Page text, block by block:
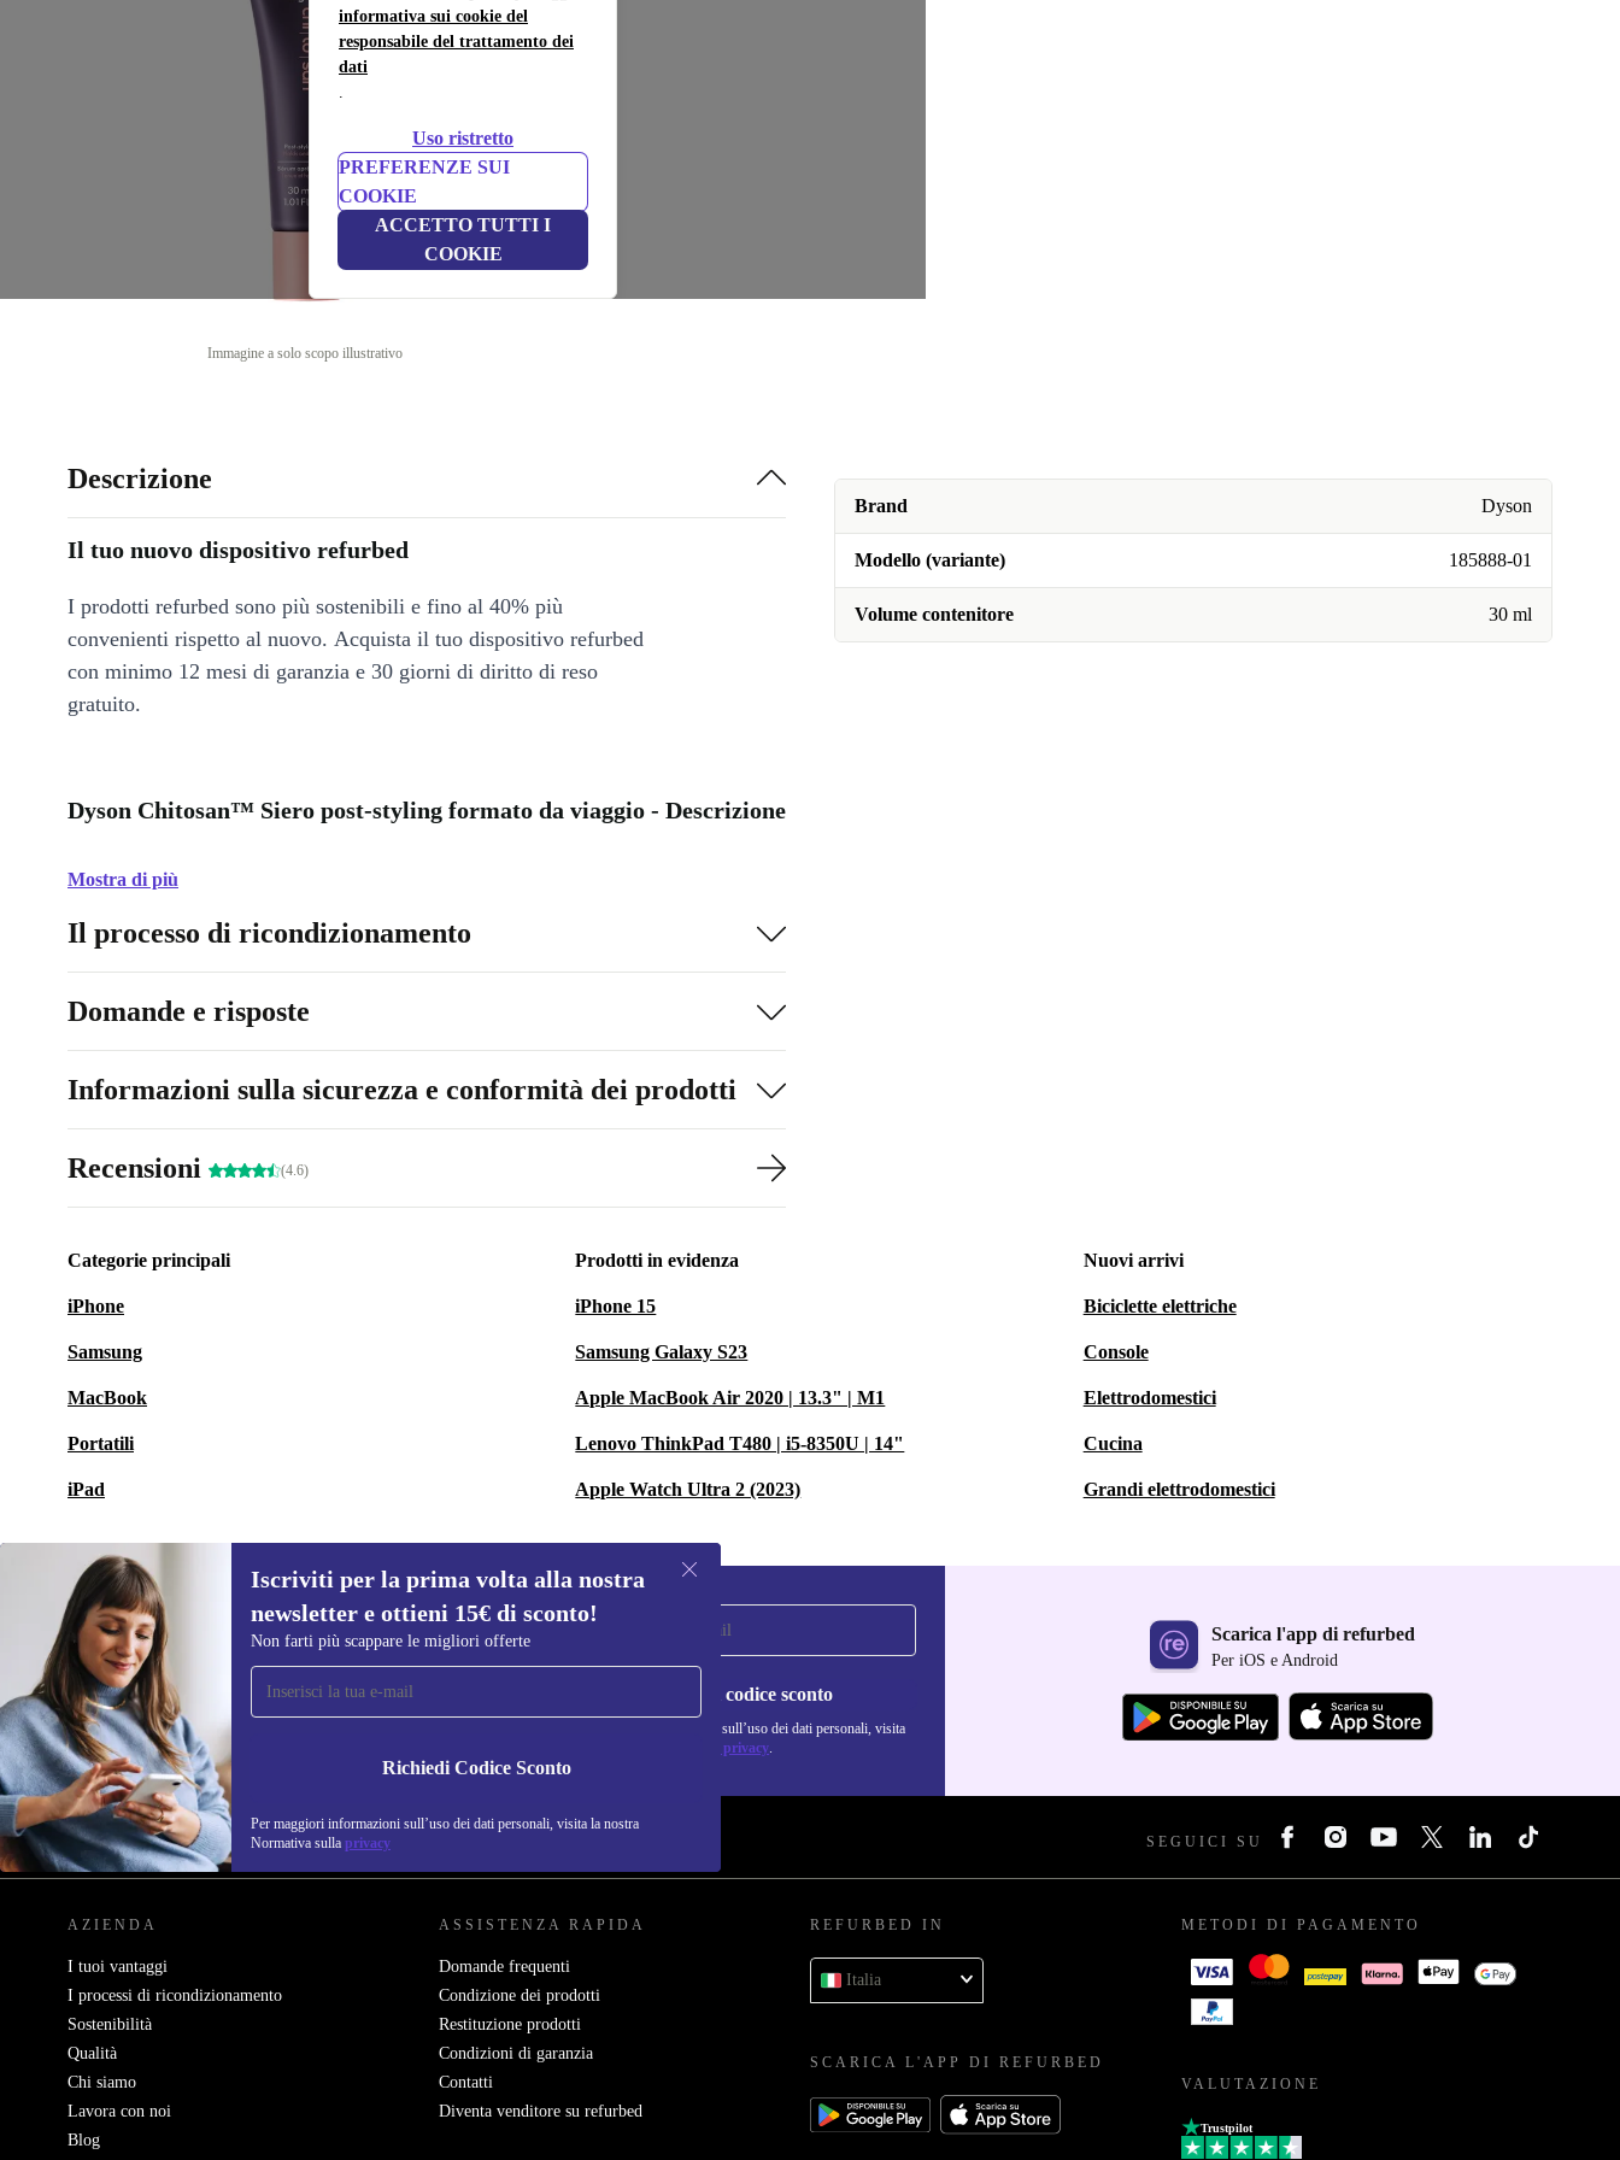
informativa sui cookie del
responsabile del trattamento dei
dati
.
Uso ristretto
PREFERENZE SUI
COOKIE
ACCETTO TUTTI I
COOKIE
Immagine a solo scopo illustrativo
Brand Dyson
Modello (variante) 185888-01
Volume contenitore 30 ml
Descrizione
Il tuo nuovo dispositivo refurbed
I prodotti refurbed sono più sostenibili e fino al 40% più
convenienti rispetto al nuovo. Acquista il tuo dispositivo refurbed
con minimo 12 mesi di garanzia e 30 giorni di diritto di reso
gratuito.
Dyson Chitosan™ Siero post-styling formato da viaggio - Descrizione
Mostra di più
Il processo di ricondizionamento
Domande e risposte
Informazioni sulla sicurezza e conformità dei prodotti
Recensioni (4.6)
Categorie principali
iPhone
Samsung
MacBook
Portatili
iPad
Prodotti in evidenza
iPhone 15
Samsung Galaxy S23
Apple MacBook Air 2020 | 13.3" | M1
Lenovo ThinkPad T480 | i5-8350U | 14"
Apple Watch Ultra 2 (2023)
Nuovi arrivi
Biciclette elettriche
Console
Elettrodomestici
Cucina
Grandi elettrodomestici
Iscriviti per la prima volta alla nostra
newsletter e ottieni 15€ di sconto!
Non farti più scappare le migliori offerte
Richiedi Codice Sconto
Per maggiori informazioni sull’uso dei dati personali, visita la nostra
Normativa sulla privacy
Iscriviti per la prima volta alla nostra
newsletter e ottieni 15€ di sconto!
Non farti più scappare le migliori offerte.
Richiedi codice sconto
Per maggiori informazioni sull’uso dei dati personali, visita
Normativa sulla privacy.
Scarica l'app di refurbed
Per iOS e Android
REFURBED ITALIA - RETHINK NEW. SEGUICI SU
AZIENDA
I tuoi vantaggi
I processi di ricondizionamento
Sostenibilità
Qualità
Chi siamo
Lavora con noi
Blog
ASSISTENZA RAPIDA
Domande frequenti
Condizione dei prodotti
Restituzione prodotti
Condizioni di garanzia
Contatti
Diventa venditore su refurbed
REFURBED IN
Italia
SCARICA L'APP DI REFURBED
METODI DI PAGAMENTO
VALUTAZIONE
Trustpilot